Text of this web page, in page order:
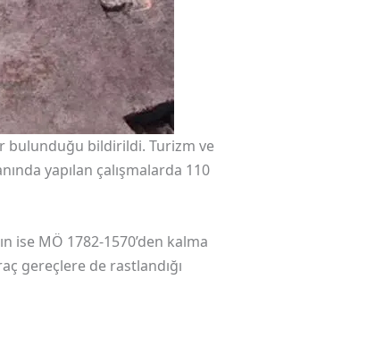
bulunduğu bildirildi. Turizm ve
yapılan çalışmalarda 110
ise MÖ 1782-1570’den kalma
gereçlere de rastlandığı